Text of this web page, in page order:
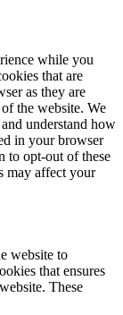
while you
that are
as they are
the website. We
understand how
in your browser
to opt-out of these
may affect your
website to
that ensures
These